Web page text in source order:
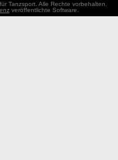
Tanzsport. Alle Rechte vorbehalten.
veröffentlichte Software.